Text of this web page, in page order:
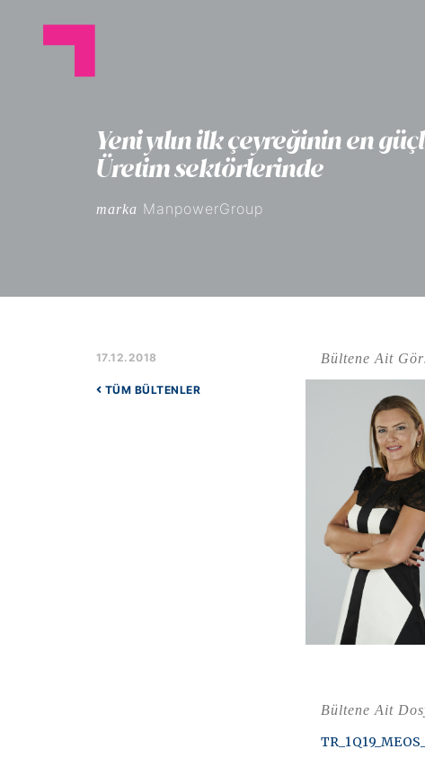
Yeni yılın ilk çeyreğinin en
Üretim sektörlerinde
marka ManpowerGroup
17.12.2018
TÜM BÜLTENLER
Bültene Ait
Bültene Ait